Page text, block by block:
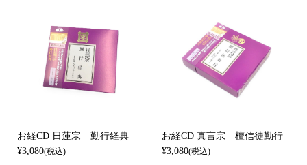
お経CD 日蓮宗 勤行経典
¥3,080(税込)
お経CD 真言宗 檀信徒勤行
¥3,080(税込)